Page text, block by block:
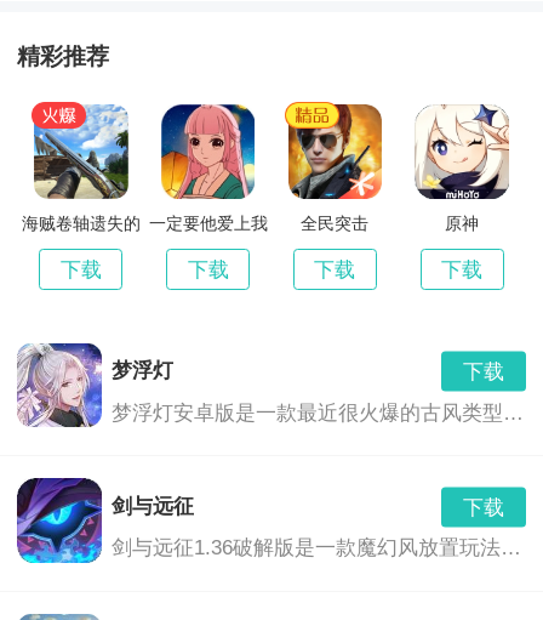
精彩推荐
海贼卷轴遗失的
下载
一定要他爱上我
下载
全民突击
下载
原神
下载
梦浮灯
下载
梦浮灯安卓版是一款最近很火爆的古风类型的恋爱手机游戏。梦浮灯游戏中有着精美的画面和音效，中国风的画风，各具特色的男对象，精彩的CG动画，根据你的选择也会产生不同的结局。
剑与远征
下载
剑与远征1.36破解版是一款魔幻风放置玩法的卡牌养成游戏,玩家们将会继承神灵的意志,前去讨伐黑暗之力,这里拥有着非常奇幻的游...,剑与远征1.36破解版免费下载地址...